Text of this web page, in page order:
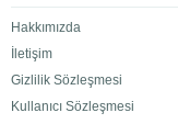
Hakkımızda
İletişim
Gizlilik Sözleşmesi
Kullanıcı Sözleşmesi